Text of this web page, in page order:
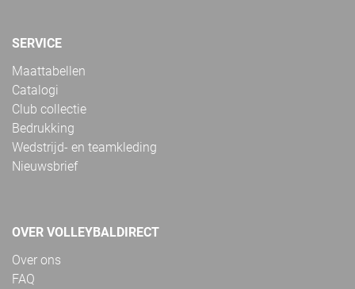
SERVICE
Maattabellen
Catalogi
Club collectie
Bedrukking
Wedstrijd- en teamkleding
Nieuwsbrief
OVER VOLLEYBALDIRECT
Over ons
FAQ